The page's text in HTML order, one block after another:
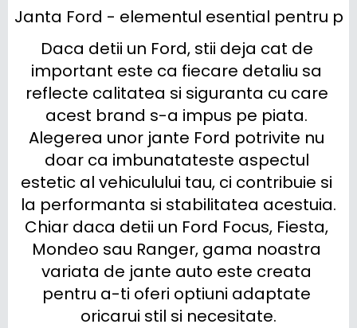
Janta Ford - elementul esential pentru
Daca detii un Ford, stii deja cat de
important este ca fiecare detaliu sa
reflecte calitatea si siguranta cu care
acest brand s-a impus pe piata.
Alegerea unor jante Ford potrivite nu
doar ca imbunatateste aspectul
estetic al vehiculului tau, ci contribuie si
la performanta si stabilitatea acestuia.
Chiar daca detii un Ford Focus, Fiesta,
Mondeo sau Ranger, gama noastra
variata de jante auto este creata
pentru a-ti oferi optiuni adaptate
oricarui stil si necesitate.